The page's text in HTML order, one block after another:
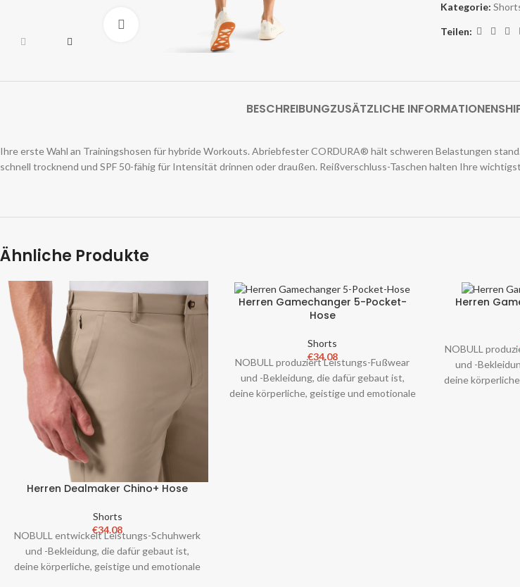
Zum Vergrößern klicken
Kategorie:
Teilen:
BESCHREIBUNGZUSÄTZLICHE INFORMATIONEN
Ihre erste Wahl an Trainingshosen für hybride Workouts. Abriebfester CORDURA® hält schweren Belastungen
schnell trocknend und SPF 50-fähig für Intensität drinnen oder draußen. Reißverschluss-Taschen halten Ihre
Ähnliche Produkte
Herren Dealmaker Chino+ Hose
Shorts
€34.08
NOBULL entwickelt Leistungs-Schuhwerk
und -Bekleidung, die dafür gebaut ist,
deine körperliche, geistige und emotionale
Herren Gamechanger 5-Pocket-
Hose
Shorts
€34.08
NOBULL produziert Leistungs-Fußwear
und -Bekleidung, die dafür gebaut ist,
deine körperliche, geistige und emotionale
Herren
NOBULL
und -
deine